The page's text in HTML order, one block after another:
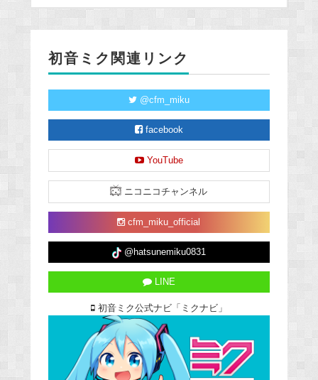
初音ミク関連リンク
@cfm_miku
facebook
YouTube
ニコニコチャンネル
cfm_miku_official
@hatsunemiku0831
LINE
初音ミク公式ナビ「ミクナビ」